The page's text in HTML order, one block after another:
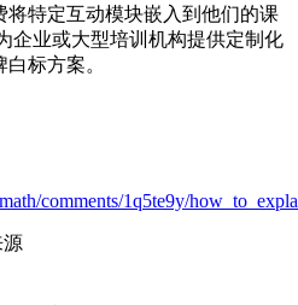
将特定互动模块嵌入到他们的课
企业或大型培训机构提供定制化
标方案。
comments/1q5te9y/
源